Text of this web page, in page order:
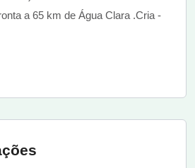
a 65 km de Água Clara .Cria -